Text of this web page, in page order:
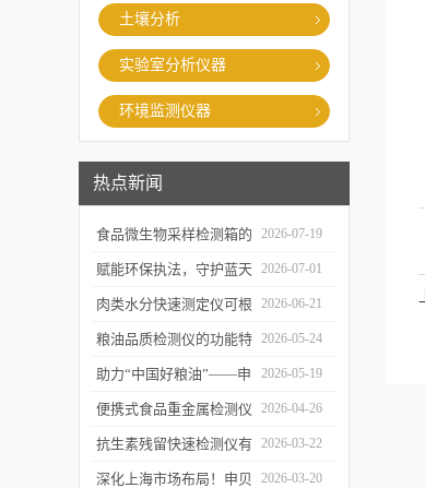
土壤分析
实验室分析仪器
环境监测仪器
热点新闻
食品微生物采样检测箱的
结构功能及具体使用流程
介绍
2026-07-19
赋能环保执法，守护蓝天
白云——粉尘测定仪成功
交付某市生态环境执法支
队
2026-07-01
肉类水分快速测定仪可根
据不同肉品的特性切换对
应检测模式
2026-06-21
粮油品质检测仪的功能特
点及优势体现
2026-05-24
助力“中国好粮油”——申
贝科学仪器粮油检测仪器
整装发往粮油站
2026-05-19
便携式食品重金属检测仪
有哪些特点值得选择？
2026-04-26
抗生素残留快速检测仪有
哪些优势值得选择？
2026-03-22
深化上海市场布局！申贝 2026-03-20